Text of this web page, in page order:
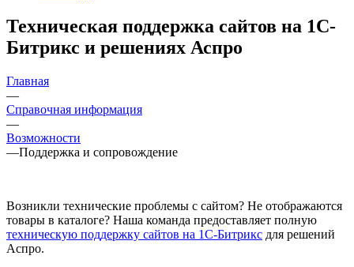
Техническая поддержка сайтов на 1С-
Битрикс и решениях Аспро
Главная
—
Справочная информация
—
Возможности
—Поддержка и сопровождение
Возникли технические проблемы с сайтом? Не отображаются
товары в каталоге? Наша команда предоставляет полную
техническую поддержку сайтов на 1С-Битрикс для решений
Аспро.